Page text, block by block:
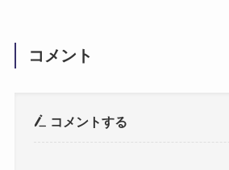
コメント
コメントする